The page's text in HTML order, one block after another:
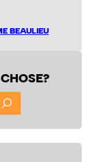
BEAULIEU